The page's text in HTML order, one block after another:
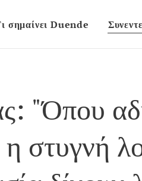
σημαίνει Duende
"Όπου
στυγνή